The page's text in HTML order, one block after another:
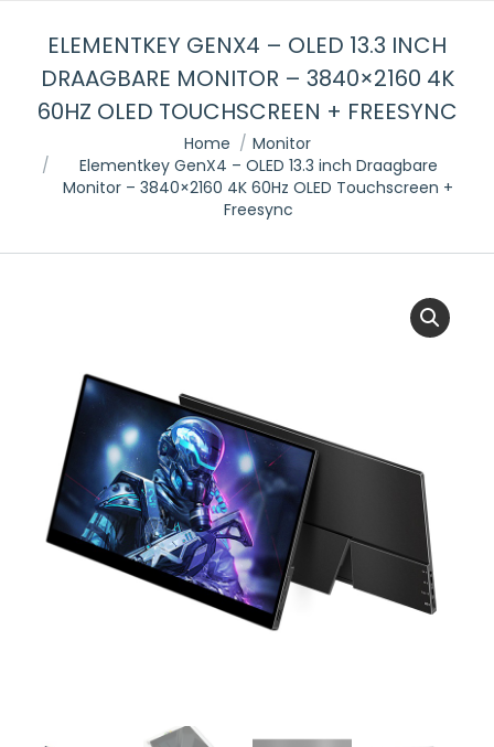
ELEMENTKEY GENX4 – OLED 13.3 INCH
DRAAGBARE MONITOR – 3840×2160 4K
60HZ OLED TOUCHSCREEN + FREESYNC
Home
Monitor
Elementkey GenX4 – OLED 13.3 inch Draagbare
Monitor – 3840×2160 4K 60Hz OLED Touchscreen +
Freesync